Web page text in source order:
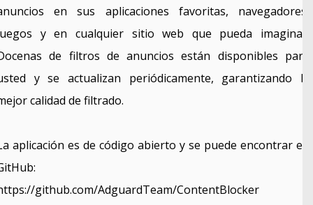
en sus aplicaciones favoritas, navegadores,
y en cualquier sitio web que pueda imaginar.
de filtros de anuncios están disponibles para
y se actualizan periódicamente, garantizando la
calidad de filtrado.
aplicación es de código abierto y se puede encontrar en
github.com/AdguardTeam/ContentBlocker